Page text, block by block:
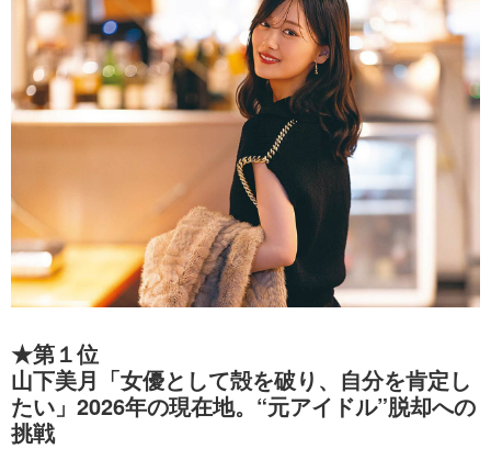
★第１位
山下美月「女優として殻を破り、自分を肯定し
たい」2026年の現在地。“元アイドル”脱却への
挑戦